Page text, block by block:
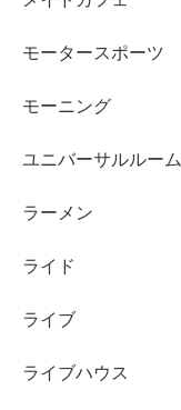
モータースポーツ
モーニング
ユニバーサルルーム
ラーメン
ライド
ライブ
ライブハウス